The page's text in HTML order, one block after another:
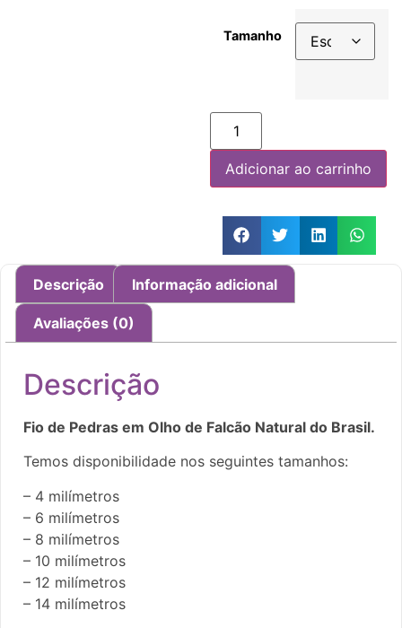
Tamanho
Adicionar ao carrinho
Descrição Informação adicional
Avaliações (0)
Descrição
Fio de Pedras em Olho de Falcão Natural do Brasil.
Temos disponibilidade nos seguintes tamanhos:
– 4 milímetros
– 6 milímetros
– 8 milímetros
– 10 milímetros
– 12 milímetros
– 14 milímetros